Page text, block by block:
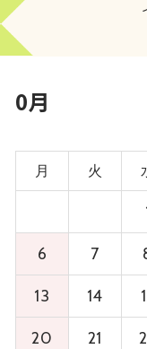
0月
月 火
6 7
13 14
20 21